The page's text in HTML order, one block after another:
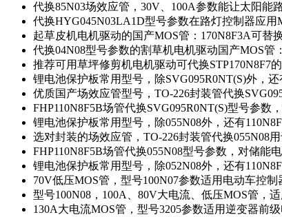
代换85N03场效应管，30V、100A参数能让太阳能
代换HYG045N03LA1D型号参数在路灯控制器应用
起草皮机电机驱动的国产MOS管：170N8F3A可替
代换04N08型号参数的割草机电机驱动国产MOS管
推荐可用草坪修剪机电机驱动可代换STP170N8F7
锂电池保护板常用型号，除SVG095R0NT(S)外，还
优质国产场效应管型号，TO-226封装管代换
FHP110N8F5B场管代换SVG095R0NT(S)型号参数
锂电池保护板常用型号，除055N08外，还有
选对封装的场效应管，TO-226封装管代换055N08
FHP110N8F5B场管代换055N08型号参数，对储能
锂电池保护板常用型号，除052N08外，还有
70V低压MOS管，型号100N07参数适用电动车控制
型号100N08，100A、80V大电流、低压MOS管，
130A大电流MOS管，型号3205参数适用逆变器前级